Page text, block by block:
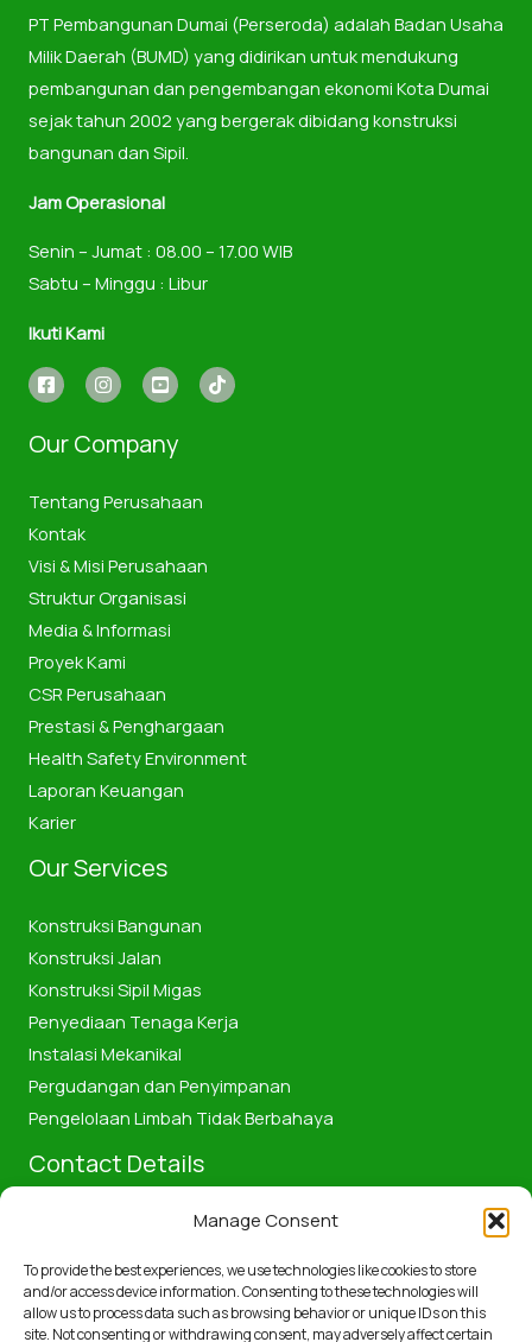
Manage Consent
To provide the best experiences, we use technologies like cookies to store
and/or access device information. Consenting to these technologies will
allow us to process data such as browsing behavior or unique IDs on this
site. Not consenting or withdrawing consent, may adversely affect certain
PT Pembangunan Dumai (Perseroda) adalah Badan Usaha
Milik Daerah (BUMD) yang didirikan untuk mendukung
pembangunan dan pengembangan ekonomi Kota Dumai
sejak tahun 2002 yang bergerak dibidang konstruksi
bangunan dan Sipil.
Jam Operasional
Senin – Jumat : 08.00 – 17.00 WIB
Sabtu – Minggu : Libur
Ikuti Kami
Our Company
Tentang Perusahaan
Kontak
Visi & Misi Perusahaan
Struktur Organisasi
Media & Informasi
Proyek Kami
CSR Perusahaan
Prestasi & Penghargaan
Health Safety Environment
Laporan Keuangan
Karier
Our Services
Konstruksi Bangunan
Konstruksi Jalan
Konstruksi Sipil Migas
Penyediaan Tenaga Kerja
Instalasi Mekanikal
Pergudangan dan Penyimpanan
Pengelolaan Limbah Tidak Berbahaya
Contact Details
Jalan Pattimura No.58, Kota Dumai, Provinsi Riau, Indonesia
+6285361188211
pembangunandumaibumd@gmail.com